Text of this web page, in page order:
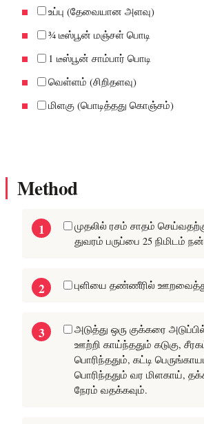
உப்பு (தேவையான அளவு)
¾ டீஸ்பூன் மஞ்சள் பொடி
1 டீஸ்பூன் சாம்பார் பொடி
வெள்ளம் (சிறிதளவு)
மிளகு (பொடித்தது கொஞ்சம்)
Method
முதலில் ரசம் சாதம்
துவரம் பருப்பை 25 நிமிடம்
புளியை தண்ணீரில்
அடுத்து ஒரு குக்கரை
ஊற்றி காய்ந்ததும் கடுகு,
பொரிந்ததும், கட்டி
பொரிந்ததும் வர மிளகாய்,
நேரம் வதக்கவும்.